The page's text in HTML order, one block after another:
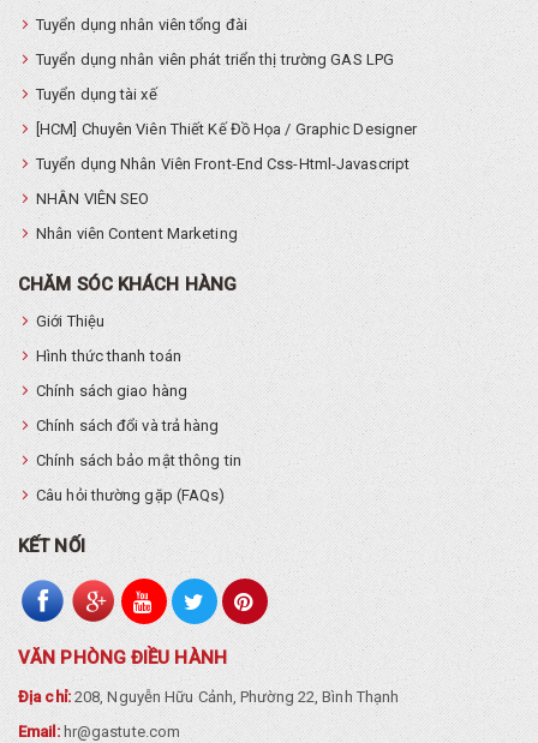
Tuyển dụng nhân viên tổng đài
Tuyển dụng nhân viên phát triển thị trường GAS LPG
Tuyển dụng tài xế
[HCM] Chuyên Viên Thiết Kế Đồ Họa / Graphic Designer
Tuyển dụng Nhân Viên Front-End Css-Html-Javascript
NHÂN VIÊN SEO
Nhân viên Content Marketing
CHĂM SÓC KHÁCH HÀNG
Giới Thiệu
Hình thức thanh toán
Chính sách giao hàng
Chính sách đổi và trả hàng
Chính sách bảo mật thông tin
Câu hỏi thường gặp (FAQs)
KẾT NỐI
VĂN PHÒNG ĐIỀU HÀNH
Địa chỉ:208, Nguyễn Hữu Cảnh, Phường 22, Bình Thạnh
Email: hr@gastute.com